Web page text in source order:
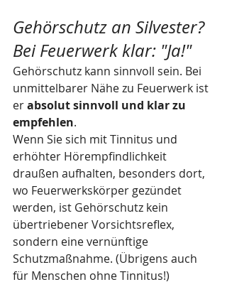
Gehörschutz an Silvester?
Bei Feuerwerk klar: "Ja!"
Gehörschutz kann sinnvoll sein. Bei
unmittelbarer Nähe zu Feuerwerk ist
er absolut sinnvoll und klar zu
empfehlen.
Wenn Sie sich mit Tinnitus und
erhöhter Hörempfindlichkeit
draußen aufhalten, besonders dort,
wo Feuerwerkskörper gezündet
werden, ist Gehörschutz kein
übertriebener Vorsichtsreflex,
sondern eine vernünftige
Schutzmaßnahme. (Übrigens auch
für Menschen ohne Tinnitus!)